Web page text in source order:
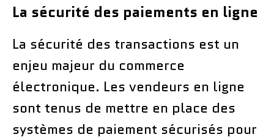
La sécurité des paiements en ligne
La sécurité des transactions est un
enjeu majeur du commerce
électronique. Les vendeurs en ligne
sont tenus de mettre en place des
systèmes de paiement sécurisés pour